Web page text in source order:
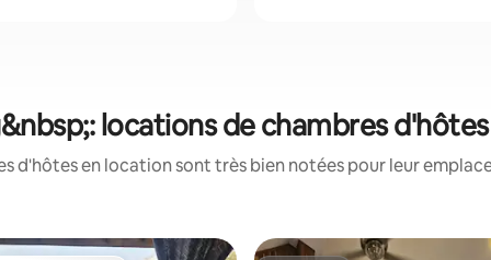
locations de chambres
d'hôtes en location sont très bien notées pour leur